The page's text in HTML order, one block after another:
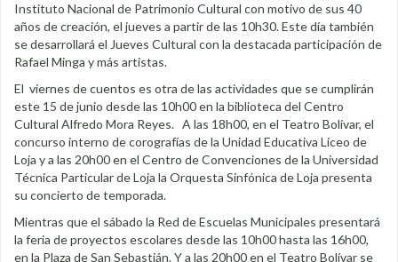
Instituto Nacional de Patrimonio Cultural con motivo de sus 40
años de creación, el jueves a partir de las 10h30. Este día también
se desarrollará el Jueves Cultural con la destacada participación de
Rafael Minga y más artistas.
El viernes de cuentos es otra de las actividades que se cumplirán
este 15 de junio desde las 10h00 en la biblioteca del Centro
Cultural Alfredo Mora Reyes. A las 18h00, en el Teatro Bolívar, el
concurso interno de corografías de la Unidad Educativa Liceo de
Loja y a las 20h00 en el Centro de Convenciones de la Universidad
Técnica Particular de Loja la Orquesta Sinfónica de Loja presenta
su concierto de temporada.
Mientras que el sábado la Red de Escuelas Municipales presentará
la feria de proyectos escolares desde las 10h00 hasta las 16h00,
en la Plaza de San Sebastián. Y a las 20h00 en el Teatro Bolívar se